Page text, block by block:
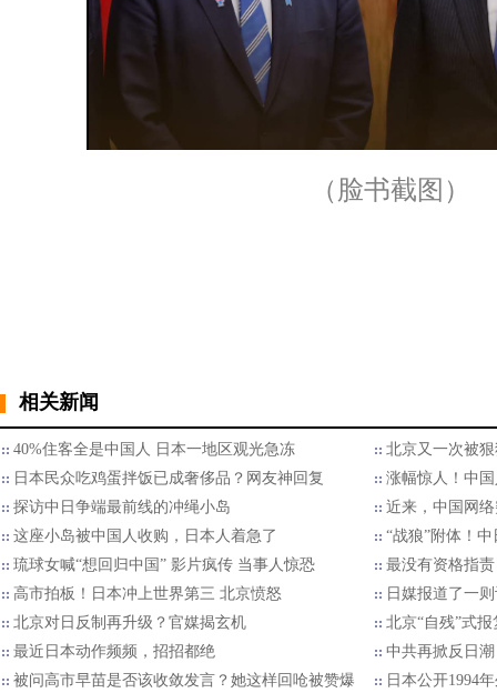
（脸书截图）
相关新闻
40%住客全是中国人 日本一地区观光急冻
北京又一次被
日本民众吃鸡蛋拌饭已成奢侈品？网友神回复
涨幅惊人！中
​探访中日争端最前线的冲绳小岛
近来，中国网
这座小岛被中国人收购，日本人着急了
“战狼”附体！
琉球女喊“想回归中国” 影片疯传 当事人惊恐
最没有资格指
高市拍板！日本冲上世界第三 北京愤怒
日媒报道了一
北京对日反制再升级？官媒揭玄机
北京“自残”式
最近日本动作频频，招招都绝
中共再掀反日
被问高市早苗是否该收敛发言？她这样回呛被赞爆
日本公开1994